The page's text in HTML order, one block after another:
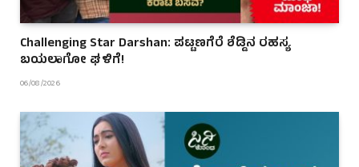
Challenging Star Darshan: ಪಟ್ಟಣಗೆರೆ ಶೆಡ್ಡಿನ ರಹಸ್ಯ
ಬಯಲಾಗೋ ಘಳಿಗೆ!
06/08/2026